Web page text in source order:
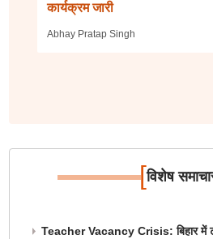
कार्यक्रम जारी
Abhay Pratap Singh
[विशेष
Teacher Vacancy Crisis: बिहार में